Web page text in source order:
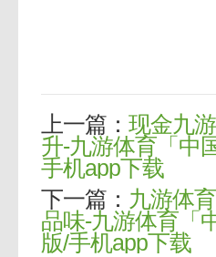
上一篇： 现金九
升-九游体育「中
手机app下载
下一篇： 九游体
品味-九游体育「
版/手机app下载